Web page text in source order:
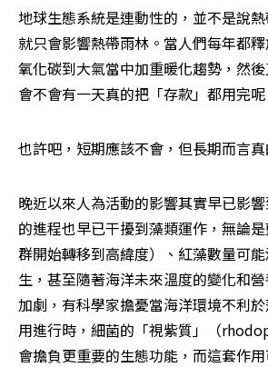
地球生態系統是連動性的，並不是說熱
就只會影響熱帶雨林。當人們每年都
氧化碳到大氣當中加重暖化趨勢，然
會不會有一天真的把「存款」都用完呢
也許吧，短期應該不會，但長期而言真
晚近以來人為活動的影響其實早已影
的進程也早已干擾到藻類運作，無論
群開始轉移到高緯度）、紅藻數量可
生，甚至隨著海洋未來溫度的變化和
加劇，有科學家擔憂當海洋環境不利
用進行時，細菌的「視紫質」（
會擔負更重要的生態功能，而這套作